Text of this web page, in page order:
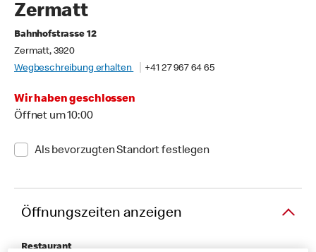
Zermatt
Bahnhofstrasse 12
Zermatt, 3920
Wegbeschreibung erhalten
+41 27 967 64 65
Wir haben geschlossen
Öffnet um 10:00
Als bevorzugten Standort festlegen
Öffnungszeiten anzeigen
Restaurant